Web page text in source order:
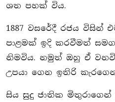
ශත පහක් විය.
1887 වසරේදී රජය විසින්
පාළමක් ඉදි කරවීමත්
නිමවිය. නමුත් ඔහු ඒ
උපයා ගෙන ඉතිරි
සිය සුදු ජාතික